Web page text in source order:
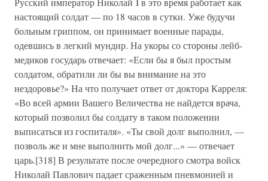
настоящий солдат — по 18 часов в сутки. Уже будучи
больным гриппом, он принимает военные парады,
одевшись в легкий мундир. На укоры со стороны лейб-
медиков государь отвечает: «Если бы я был простым
солдатом, обратили ли бы вы внимание на это
нездоровье?» На что получает ответ от доктора Карреля:
«Во всей армии Вашего Величества не найдется врача,
который позволил бы солдату в таком положении
выписаться из госпиталя». «Ты свой долг выполнил, —
позволь же и мне выполнить мой долг...» — отвечает
царь.[318] В результате после очередного смотра войск
Николай Павлович падает сраженным пневмонией и